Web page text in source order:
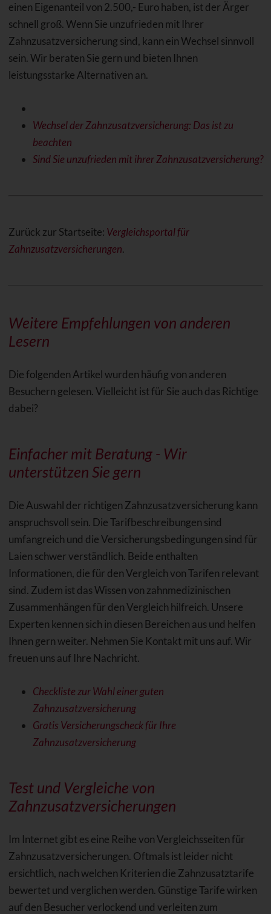
einen Eigenanteil von 2.500,- Euro haben, ist der Ärger
schnell groß. Wenn Sie unzufrieden mit Ihrer
Zahnzusatzversicherung sind, kann ein Wechsel sinnvoll
sein. Wir beraten Sie gern und bieten Ihnen
leistungsstarke Alternativen an.
Wechsel der Zahnzusatzversicherung: Das ist zu
beachten
Sind Sie unzufrieden mit ihrer Zahnzusatzversicherung?
Zurück zur Startseite: Vergleichsportal für
Zahnzusatzversicherungen.
Weitere Empfehlungen von anderen
Lesern
Die folgenden Artikel wurden häufig von anderen
Besuchern gelesen. Vielleicht ist für Sie auch das Richtige
dabei?
Einfacher mit Beratung - Wir
unterstützen Sie gern
Die Auswahl der richtigen Zahnzusatzversicherung kann
anspruchsvoll sein. Die Tarifbeschreibungen sind
umfangreich und die Versicherungsbedingungen sind für
Laien schwer verständlich. Beide enthalten
Informationen, die für den Vergleich von Tarifen relevant
sind. Zudem ist das Wissen von zahnmedizinischen
Zusammenhängen für den Vergleich hilfreich. Unsere
Experten kennen sich in diesen Bereichen aus und helfen
Ihnen gern weiter. Nehmen Sie Kontakt mit uns auf. Wir
freuen uns auf Ihre Nachricht.
Checkliste zur Wahl einer guten
Zahnzusatzversicherung
Gratis Versicherungscheck für Ihre
Zahnzusatzversicherung
Test und Vergleiche von
Zahnzusatzversicherungen
Im Internet gibt es eine Reihe von Vergleichsseiten für
Zahnzusatzversicherungen. Oftmals ist leider nicht
ersichtlich, nach welchen Kriterien die Zahnzusatztarife
bewertet und verglichen werden. Günstige Tarife wirken
auf den Besucher verlockend und verleiten zum